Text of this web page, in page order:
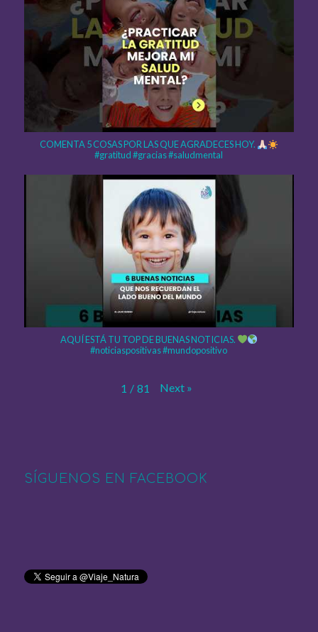
COMENTA 5 COSAS POR LAS QUE AGRADECES HOY.
#gratitud #gracias #saludmental
AQUÍ ESTÁ TU TOP DE BUENAS NOTICIAS.
#noticiaspositivas #mundopositivo
1 / 81 Next »
SÍGUENOS EN FACEBOOK